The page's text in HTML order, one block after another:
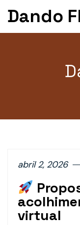
Dando
abril 2, 2026
virtual